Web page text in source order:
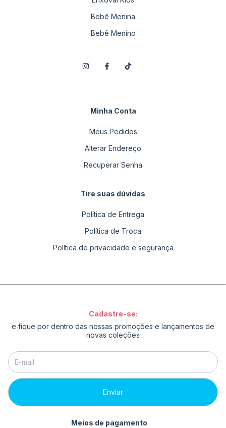
Bebê Menina
Bebê Menino
Minha Conta
Meus Pedidos
Alterar Endereço
Recuperar Senha
Tire suas dúvidas
Política de Entrega
Política de Troca
Política de privacidade e segurança
Cadastre-se:
e fique por dentro das nossas promoções e lançamentos de
novas coleções
Meios de pagamento